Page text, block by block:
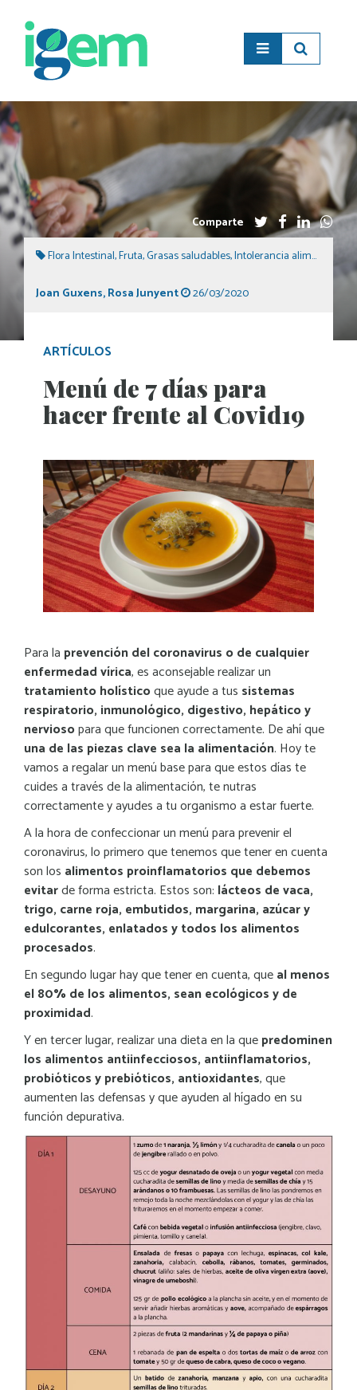
Comparte
Flora Intestinal,Fruta,Grasas saludables,Intolerancia alimentaria ,
Joan Guxens,Rosa Junyent 26/03/2020
ARTÍCULOS
Menú de 7 días para
hacer frente al Covid19
Para la prevención del coronavirus o de cualquier
enfermedad vírica, es aconsejable realizar un
tratamiento holísticoque ayude a tus sistemas
respiratorio, inmunológico, digestivo, hepático y
nerviosopara que funcionen correctamente. De ahí que
una de las piezas clave sea la alimentación. Hoy te
vamos a regalar un menú base para que estos días te
cuides a través de la alimentación, te nutras
correctamente y ayudes a tu organismo a estar fuerte.
A la hora de confeccionar un menú para prevenir el
coronavirus, lo primero que tenemos que tener en cuenta
son los alimentos proinflamatorios que debemos
evitarde forma estricta. Estos son: lácteos de vaca,
trigo, carne roja, embutidos, margarina, azúcar y
edulcorantes, enlatados y todos los alimentos
procesados.
En segundo lugar hay que tener en cuenta, queal menos
el 80% de los alimentos, sean ecológicos y de
proximidad.
Y en tercer lugar, realizar una dieta en la quepredominen
los alimentos antiinfecciosos, antiinflamatorios,
probióticos y prebióticos, antioxidantes, que
aumenten las defensas y que ayuden al hígado en su
función depurativa.